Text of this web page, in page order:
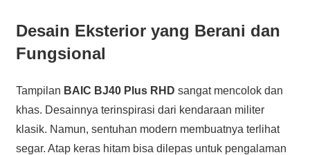
Desain Eksterior yang Berani dan
Fungsional
Tampilan BAIC BJ40 Plus RHD sangat mencolok dan
khas. Desainnya terinspirasi dari kendaraan militer
klasik. Namun, sentuhan modern membuatnya terlihat
segar. Atap keras hitam bisa dilepas untuk pengalaman